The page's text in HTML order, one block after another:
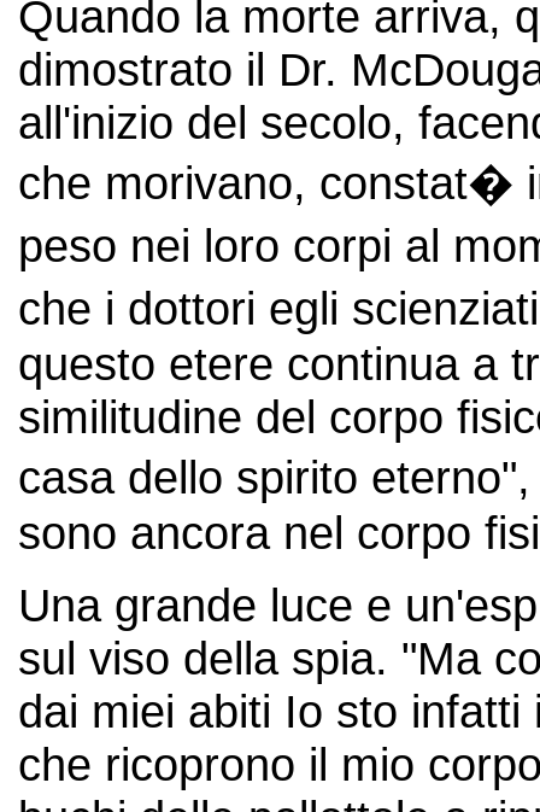
Quando la morte arriva,
dimostrato il Dr.
all'inizio del secolo,
che morivano, constat�
peso nei loro corpi al
che i dottori egli
questo etere continua a
similitudine del corpo
casa dello spirito
sono ancora nel corpo
Una grande luce e
sul viso della spia. "Ma
dai miei abiti Io sto
che ricoprono il mio